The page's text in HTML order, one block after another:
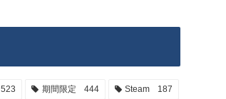
523 期間限定 444 Steam 187